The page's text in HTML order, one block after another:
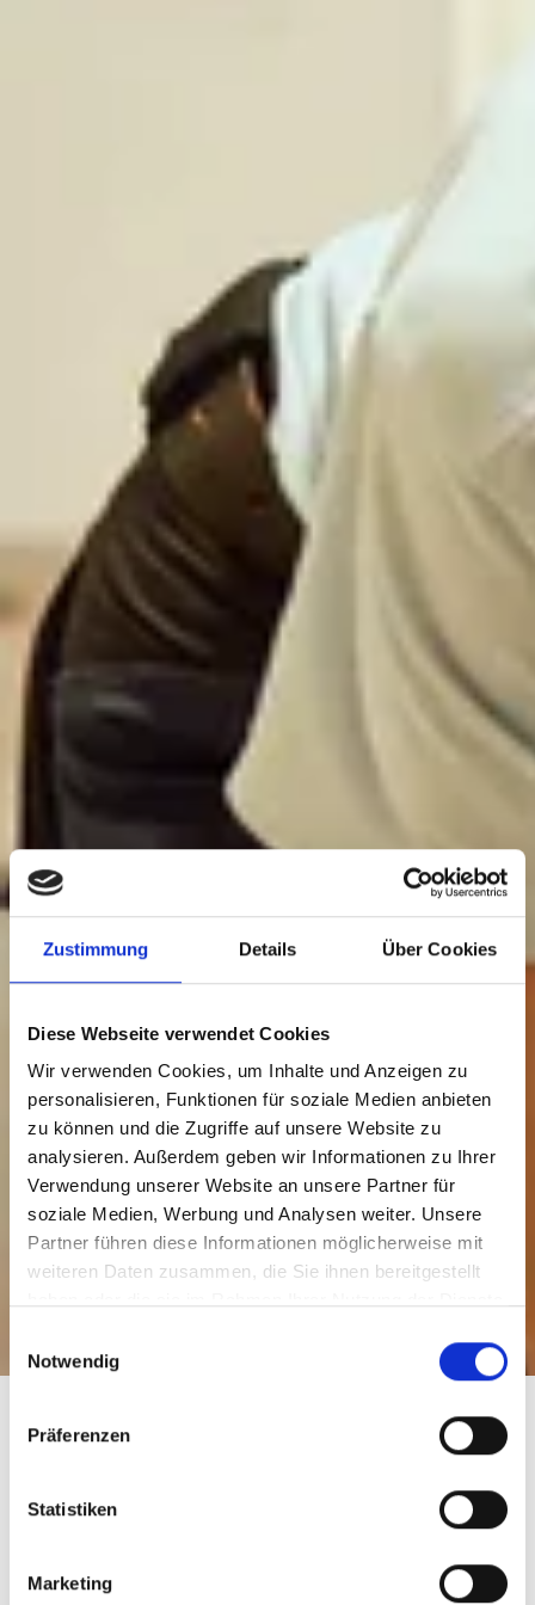
Zustimmung Details Über Cookies
Diese Webseite verwendet Cookies
Wir verwenden Cookies, um Inhalte und Anzeigen zu
personalisieren, Funktionen für soziale Medien anbieten
zu können und die Zugriffe auf unsere Website zu
analysieren. Außerdem geben wir Informationen zu Ihrer
Verwendung unserer Website an unsere Partner für
soziale Medien, Werbung und Analysen weiter. Unsere
Partner führen diese Informationen möglicherweise mit
weiteren Daten zusammen, die Sie ihnen bereitgestellt
Notwendig
Präferenzen
Statistiken
Marketing
INTERVIEW
Elena Pisu
Konnten Sie sich bisher im Unternehmen weiterentwickeln